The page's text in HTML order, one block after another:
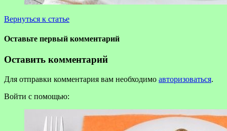
Вернуться к статье
Оставьте первый комментарий
Оставить комментарий
Для отправки комментария вам необходимо авторизоваться.
Войти с помощью: